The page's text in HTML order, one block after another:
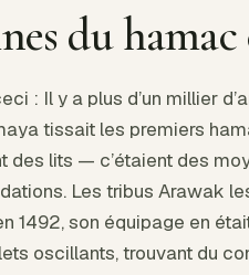
du
: Il y a plus d’un millier
tissait les premiers
des lits — c’étaient des
Les tribus Arawak
1492, son équipage en
oscillants, trouvant du